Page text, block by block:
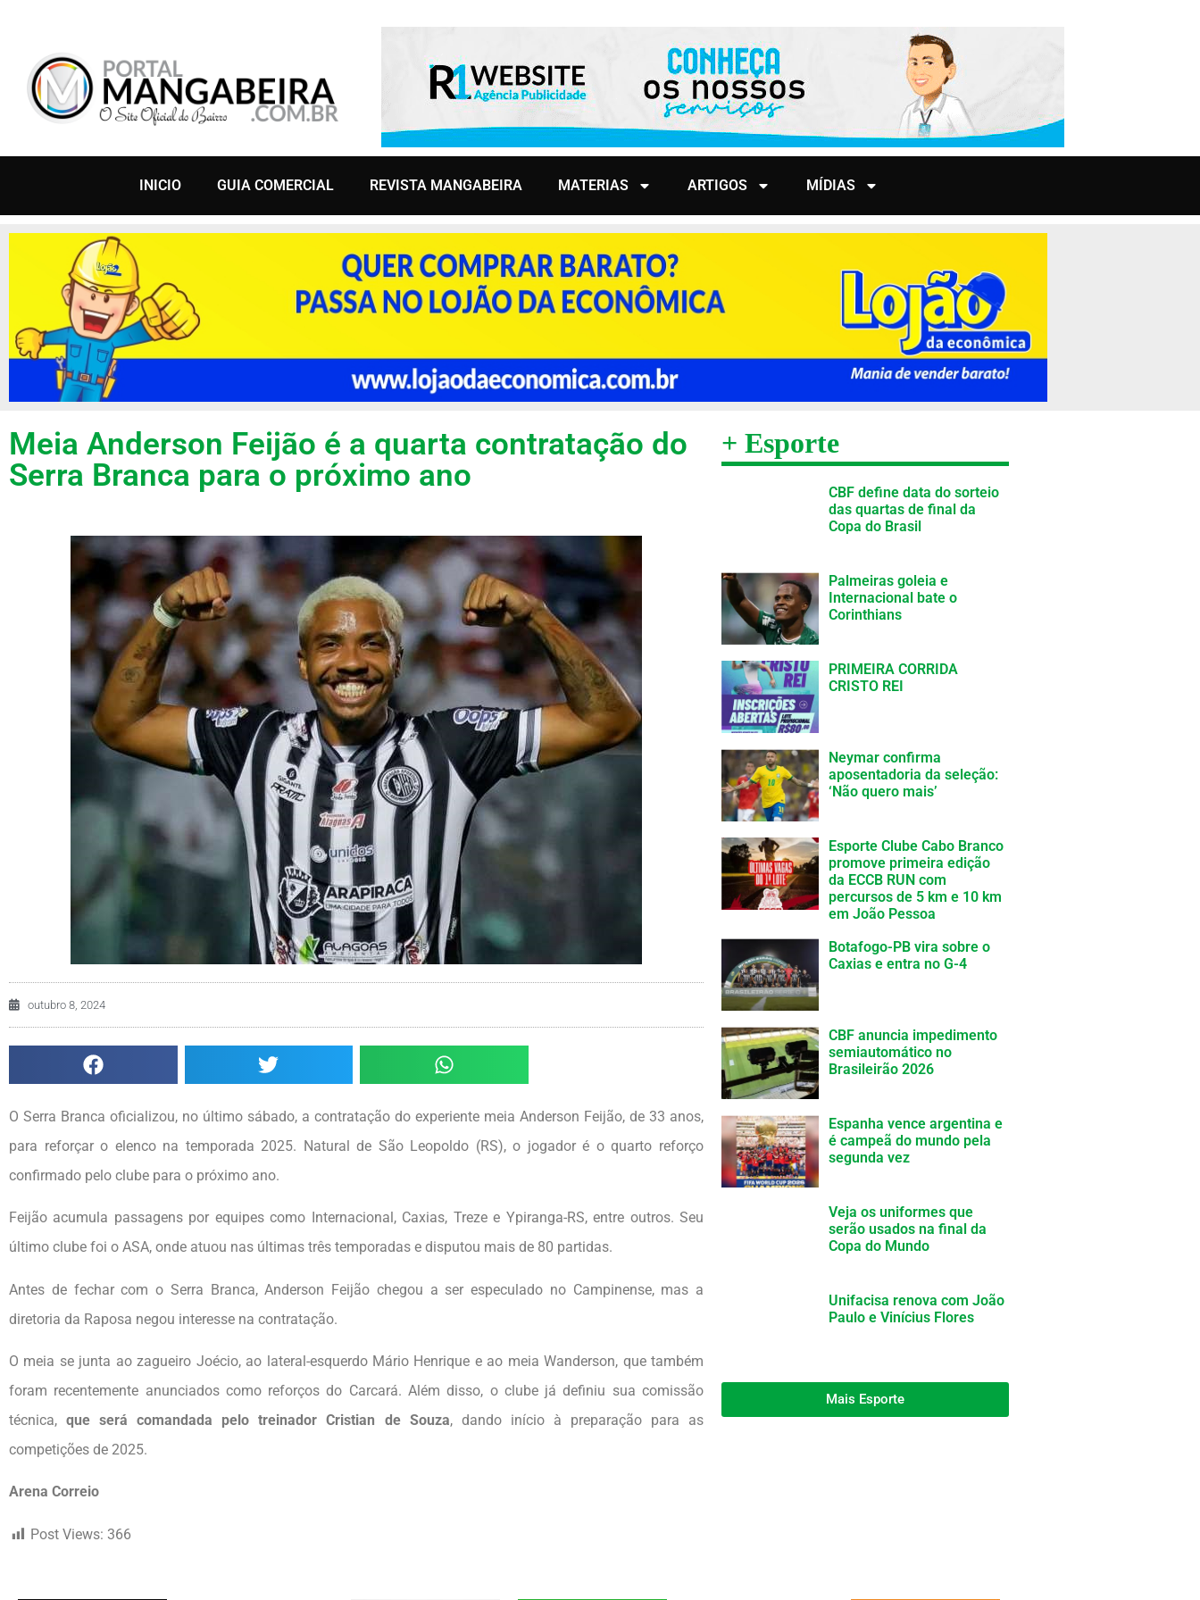
INICIO GUIA COMERCIAL REVISTA MANGABEIRA MATERIAS ARTIGOS MÍDIAS
Meia Anderson Feijão é a quarta contratação do
Serra Branca para o próximo ano
outubro 8, 2024
O Serra Branca oficializou, no último sábado, a contratação do experiente meia Anderson Feijão, de 33 anos,
para reforçar o elenco na temporada 2025. Natural de São Leopoldo (RS), o jogador é o quarto reforço
confirmado pelo clube para o próximo ano.
Feijão acumula passagens por equipes como Internacional, Caxias, Treze e Ypiranga-RS, entre outros. Seu
último clube foi o ASA, onde atuou nas últimas três temporadas e disputou mais de 80 partidas.
Antes de fechar com o Serra Branca, Anderson Feijão chegou a ser especulado no Campinense, mas a
diretoria da Raposa negou interesse na contratação.
O meia se junta ao zagueiro Joécio, ao lateral-esquerdo Mário Henrique e ao meia Wanderson, que também
foram recentemente anunciados como reforços do Carcará. Além disso, o clube já definiu sua comissão
técnica,que será comandada pelo treinador Cristian de Souza, dando início à preparação para as
competições de 2025.
Arena Correio
Post Views: 366
+ Esporte
CBF define data do sorteio
das quartas de final da
Copa do Brasil
Palmeiras goleia e
Internacional bate o
Corinthians
PRIMEIRA CORRIDA
CRISTO REI
Neymar confirma
aposentadoria da seleção:
‘Não quero mais’
Esporte Clube Cabo Branco
promove primeira edição
da ECCB RUN com
percursos de 5 km e 10 km
em João Pessoa
Botafogo-PB vira sobre o
Caxias e entra no G-4
CBF anuncia impedimento
semiautomático no
Brasileirão 2026
Espanha vence argentina e
é campeã do mundo pela
segunda vez
Veja os uniformes que
serão usados na final da
Copa do Mundo
Unifacisa renova com João
Paulo e Vinícius Flores
Mais Esporte